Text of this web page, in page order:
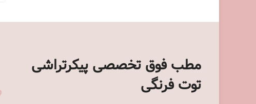
مطب فوق تخصصی پیکرتراشی
توت فرنگی